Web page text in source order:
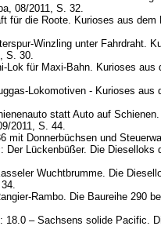
08/2011, S. 32.
für die Roote. Kurioses aus dem
Winzling unter Fahrdraht.
S. 30.
Lok für Maxi-Bahn. Kurioses aus
Lokomotiven - Kurioses aus
statt Auto auf
2011, S. 44.
mit Donnerbüchsen und
: Der Lückenbüßer. Die Dieselloks
Wuchtbrumme. Die
Rambo. Die Baureihe 290
: 18.0 – Sachsens solide Pacific.